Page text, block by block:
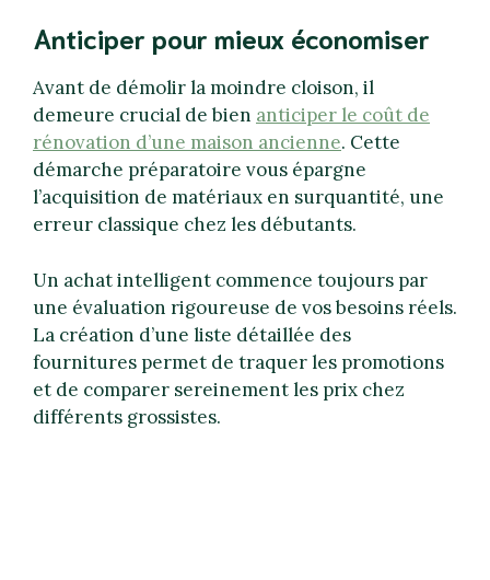
Anticiper pour mieux économiser
Avant de démolir la moindre cloison, il
demeure crucial de bien anticiper le coût de
rénovation d’une maison ancienne. Cette
démarche préparatoire vous épargne
l’acquisition de matériaux en surquantité, une
erreur classique chez les débutants.
Un achat intelligent commence toujours par
une évaluation rigoureuse de vos besoins réels.
La création d’une liste détaillée des
fournitures permet de traquer les promotions
et de comparer sereinement les prix chez
différents grossistes.